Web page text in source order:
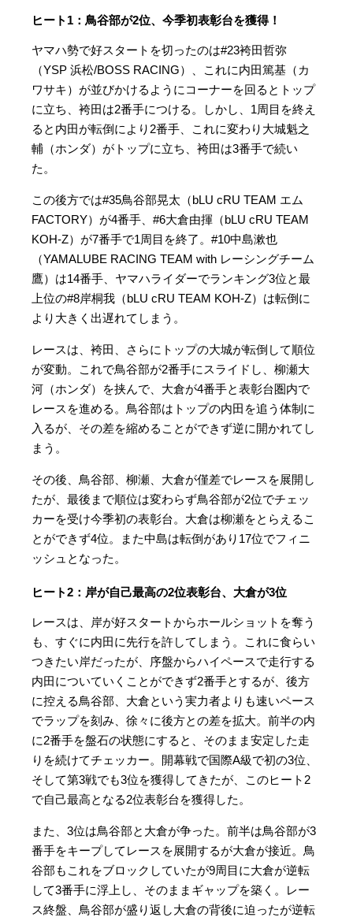
ヒート1：鳥谷部が2位、今季初表彰台を獲得！
ヤマハ勢で好スタートを切ったのは#23袴田哲弥
（YSP 浜松/BOSS RACING）、これに内田篤基（カ
ワサキ）が並びかけるようにコーナーを回るとトップ
に立ち、袴田は2番手につける。しかし、1周目を終え
ると内田が転倒により2番手、これに変わり大城魁之
輔（ホンダ）がトップに立ち、袴田は3番手で続い
た。
この後方では#35鳥谷部晃太（bLU cRU TEAM エム
FACTORY）が4番手、#6大倉由揮（bLU cRU TEAM
KOH-Z）が7番手で1周目を終了。#10中島漱也
（YAMALUBE RACING TEAM with レーシングチーム
鷹）は14番手、ヤマハライダーでランキング3位と最
上位の#8岸桐我（bLU cRU TEAM KOH-Z）は転倒に
より大きく出遅れてしまう。
レースは、袴田、さらにトップの大城が転倒して順位
が変動。これで鳥谷部が2番手にスライドし、柳瀬大
河（ホンダ）を挟んで、大倉が4番手と表彰台圏内で
レースを進める。鳥谷部はトップの内田を追う体制に
入るが、その差を縮めることができず逆に開かれてし
まう。
その後、鳥谷部、柳瀬、大倉が僅差でレースを展開し
たが、最後まで順位は変わらず鳥谷部が2位でチェッ
カーを受け今季初の表彰台。大倉は柳瀬をとらえるこ
とができず4位。また中島は転倒があり17位でフィニ
ッシュとなった。
ヒート2：岸が自己最高の2位表彰台、大倉が3位
レースは、岸が好スタートからホールショットを奪う
も、すぐに内田に先行を許してしまう。これに食らい
つきたい岸だったが、序盤からハイペースで走行する
内田についていくことができず2番手とするが、後方
に控える鳥谷部、大倉という実力者よりも速いペース
でラップを刻み、徐々に後方との差を拡大。前半の内
に2番手を盤石の状態にすると、そのまま安定した走
りを続けてチェッカー。開幕戦で国際A級で初の3位、
そして第3戦でも3位を獲得してきたが、このヒート2
で自己最高となる2位表彰台を獲得した。
また、3位は鳥谷部と大倉が争った。前半は鳥谷部が3
番手をキープしてレースを展開するが大倉が接近。鳥
谷部もこれをブロックしていたが9周目に大倉が逆転
して3番手に浮上し、そのままギャップを築く。レー
ス終盤、鳥谷部が盛り返し大倉の背後に迫ったが逆転